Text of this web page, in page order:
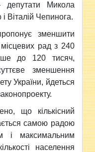
депутати Микола
Віталій Чепинога.
зменшити
місцевих рад з 240
до 120 тисяч,
зменшення
України, йдеться
що кількісний
самою радою
і максимальним
населення